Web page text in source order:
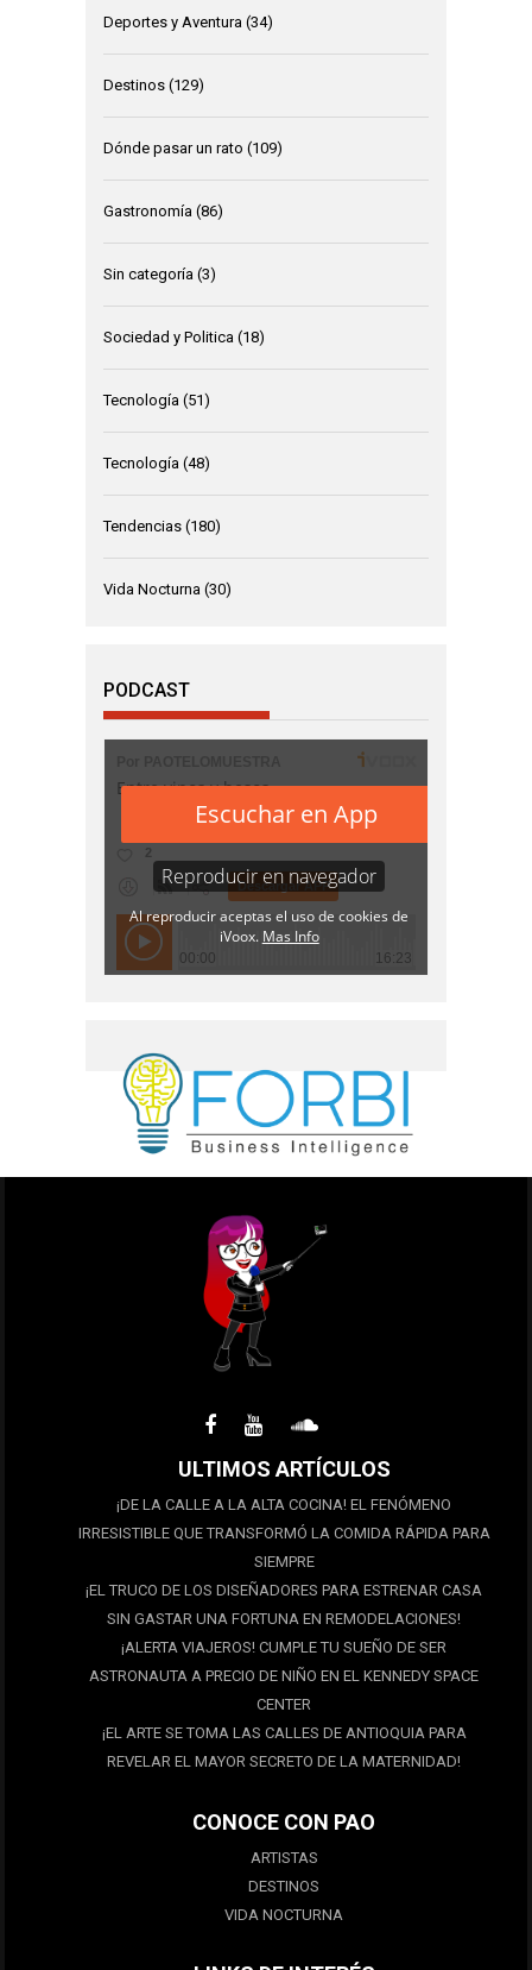
Deportes y Aventura (34)
Destinos (129)
Dónde pasar un rato (109)
Gastronomía (86)
Sin categoría (3)
Sociedad y Politica (18)
Tecnología (51)
Tecnología (48)
Tendencias (180)
Vida Nocturna (30)
PODCAST
ULTIMOS ARTÍCULOS
¡DE LA CALLE A LA ALTA COCINA! EL FENÓMENO
IRRESISTIBLE QUE TRANSFORMÓ LA COMIDA RÁPIDA PARA
SIEMPRE
¡EL TRUCO DE LOS DISEÑADORES PARA ESTRENAR CASA
SIN GASTAR UNA FORTUNA EN REMODELACIONES!
¡ALERTA VIAJEROS! CUMPLE TU SUEÑO DE SER
ASTRONAUTA A PRECIO DE NIÑO EN EL KENNEDY SPACE
CENTER
¡EL ARTE SE TOMA LAS CALLES DE ANTIOQUIA PARA
REVELAR EL MAYOR SECRETO DE LA MATERNIDAD!
CONOCE CON PAO
ARTISTAS
DESTINOS
VIDA NOCTURNA